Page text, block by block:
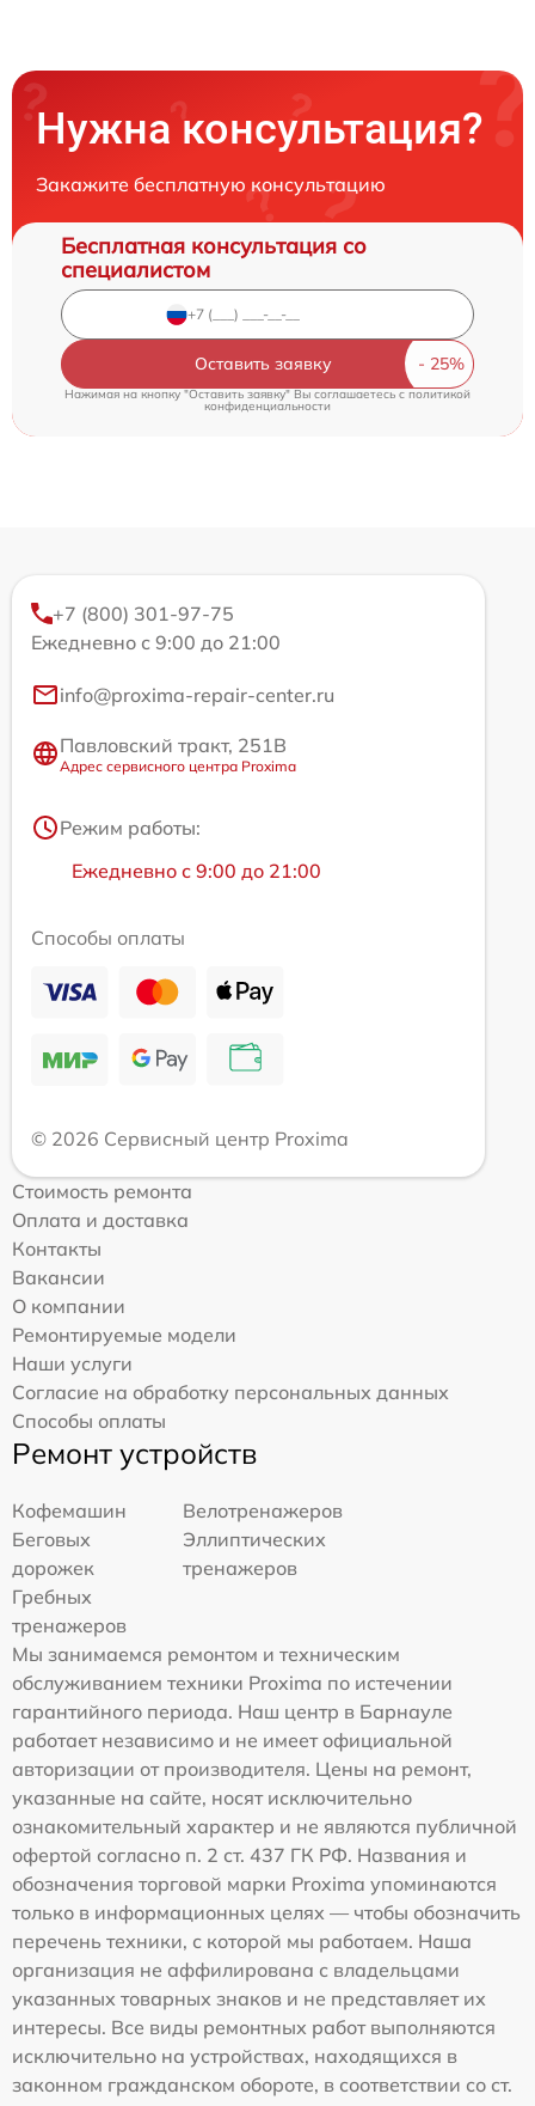
Нужна консультация?
Закажите бесплатную консультацию
Бесплатная консультация со
специалистом
Оставить заявку
Нажимая на кнопку "Оставить заявку" Вы соглашаетесь cполитикой
конфиденциальности
+7 (800) 301-97-75
Ежедневно с 9:00 до 21:00
info@proxima-repair-center.ru
Павловский тракт, 251В
Адрес сервисного центра Proxima
Режим работы:
Ежедневно с 9:00 до 21:00
Способы оплаты
© 2026 Сервисный центр Proxima
Стоимость ремонта
Оплата и доставка
Контакты
Вакансии
О компании
Ремонтируемые модели
Наши услуги
Согласие на обработку персональных данных
Способы оплаты
Ремонт устройств
Кофемашин
Велотренажеров
Беговых
дорожек
Эллиптических
тренажеров
Гребных
тренажеров
Мы занимаемся ремонтом и техническим
обслуживанием техники Proxima по истечении
гарантийного периода. Наш центр в Барнауле
работает независимо и не имеет официальной
авторизации от производителя. Цены на ремонт,
указанные на сайте, носят исключительно
ознакомительный характер и не являются публичной
офертой согласно п. 2 ст. 437 ГК РФ. Названия и
обозначения торговой марки Proxima упоминаются
только в информационных целях — чтобы обозначить
перечень техники, с которой мы работаем. Наша
организация не аффилирована с владельцами
указанных товарных знаков и не представляет их
интересы. Все виды ремонтных работ выполняются
исключительно на устройствах, находящихся в
законном гражданском обороте, в соответствии со ст.